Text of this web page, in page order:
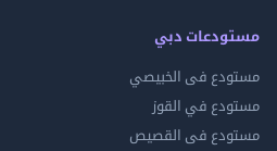
مستودعات دبي
مستودع فى الخبيصي
مستودع في القوز
مستودع فى القصيص